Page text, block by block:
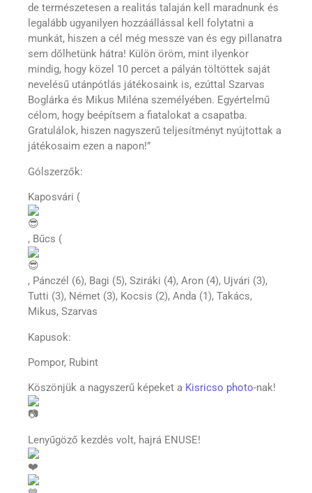
de természetesen a realitás talaján kell maradnunk és
legalább ugyanilyen hozzáállással kell folytatni a
munkát, hiszen a cél még messze van és egy pillanatra
sem dőlhetünk hátra! Külön öröm, mint ilyenkor
mindig, hogy közel 10 percet a pályán töltöttek saját
nevelésű utánpótlás játékosaink is, ezúttal Szarvas
Boglárka és Mikus Miléna személyében. Egyértelmű
célom, hogy beépítsem a fiatalokat a csapatba.
Gratulálok, hiszen nagyszerű teljesítményt nyújtottak a
játékosaim ezen a napon!”
Gólszerzők:
Kaposvári (
, Bűcs (
, Pánczél (6), Bagi (5), Sziráki (4), Aron (4), Ujvári (3),
Tutti (3), Német (3), Kocsis (2), Anda (1), Takács,
Mikus, Szarvas
Kapusok:
Pompor, Rubint
Köszönjük a nagyszerű képeket a Kisricso photo-nak!
Lenyűgöző kezdés volt, hajrá ENUSE!